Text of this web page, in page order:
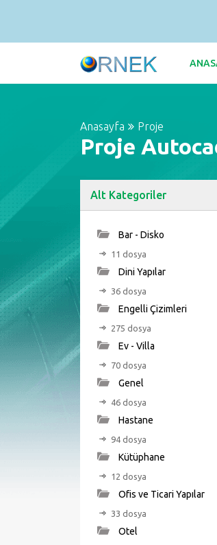
Anasayfa Proje
Proje
Alt Kategoriler
Bar - Disko
11 dosya
Dini Yapılar
36 dosya
Engelli Çizimleri
275 dosya
Ev - Villa
70 dosya
Genel
46 dosya
Hastane
94 dosya
Kütüphane
12 dosya
Ofis ve Ticari Yapılar
33 dosya
Otel